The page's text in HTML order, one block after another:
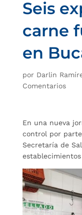
Seis
carne
en
por Darlin
Comentarios
En una nueva
control por
Secretaría de